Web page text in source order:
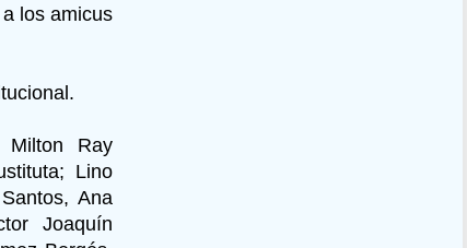
los amicus
Milton Ray
Lino
Ana
Joaquín